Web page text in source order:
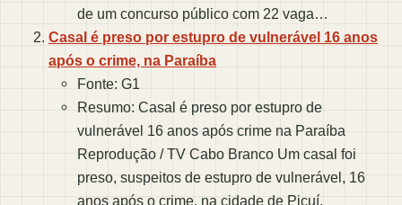
de um concurso público com 22 vaga…
Casal é preso por estupro de vulnerável 16 anos
após o crime, na Paraíba
Fonte: G1
Resumo: Casal é preso por estupro de
vulnerável 16 anos após crime na Paraíba
Reprodução / TV Cabo Branco Um casal foi
preso, suspeitos de estupro de vulnerável, 16
anos após o crime, na cidade de Picuí,